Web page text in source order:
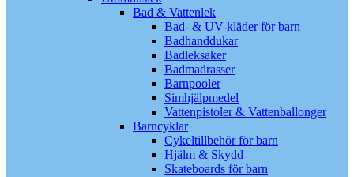
Bad & Vattenlek
Bad- & UV-kläder för barn
Badhanddukar
Badleksaker
Badmadrasser
Barnpooler
Simhjälpmedel
Vattenpistoler & Vattenballonger
Barncyklar
Cykeltillbehör för barn
Hjälm & Skydd
Skateboards för barn